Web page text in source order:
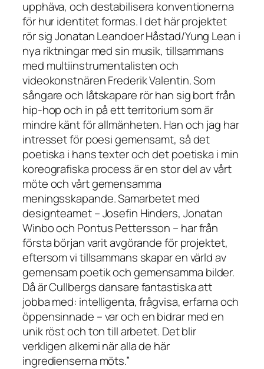
upphäva, och destabilisera konventionerna
för hur identitet formas. I det här projektet
rör sig Jonatan Leandoer Håstad/Yung Lean i
nya riktningar med sin musik, tillsammans
med multiinstrumentalisten och
videokonstnären Frederik Valentin. Som
sångare och låtskapare rör han sig bort från
hip-hop och in på ett territorium som är
mindre känt för allmänheten. Han och jag har
intresset för poesi gemensamt, så det
poetiska i hans texter och det poetiska i min
koreografiska process är en stor del av vårt
möte och vårt gemensamma
meningsskapande. Samarbetet med
designteamet – Josefin Hinders, Jonatan
Winbo och Pontus Pettersson – har från
första början varit avgörande för projektet,
eftersom vi tillsammans skapar en värld av
gemensam poetik och gemensamma bilder.
Då är Cullbergs dansare fantastiska att
jobba med: intelligenta, frågvisa, erfarna och
öppensinnade – var och en bidrar med en
unik röst och ton till arbetet. Det blir
verkligen alkemi när alla de här
ingredienserna möts.”